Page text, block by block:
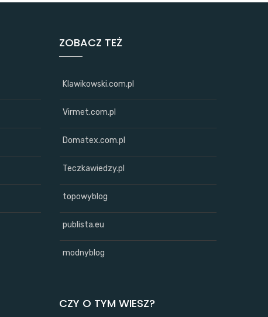
ZOBACZ TEŻ
Klawikowski.com.pl
Virmet.com.pl
Domatex.com.pl
Teczkawiedzy.pl
topowyblog
publista.eu
modnyblog
CZY O TYM WIESZ?